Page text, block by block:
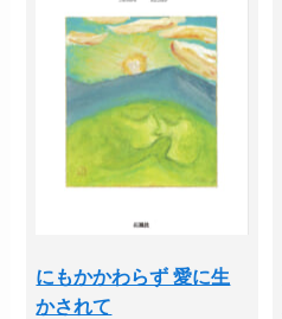
にもかかわらず 愛に生
かされて